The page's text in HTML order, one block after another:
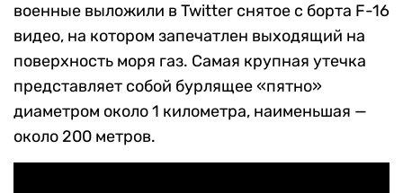
военные выложили в Twitter снятое с борта F-16
видео, на котором запечатлен выходящий на
поверхность моря газ. Самая крупная утечка
представляет собой бурлящее «пятно»
диаметром около 1 километра, наименьшая —
около 200 метров.